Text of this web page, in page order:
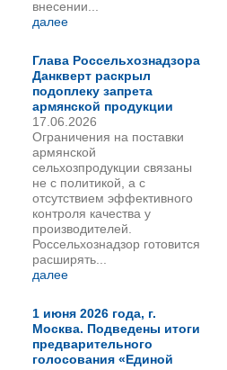
внесении...
далее
Глава Россельхознадзора
Данкверт раскрыл
подоплеку запрета
армянской продукции
17.06.2026
Ограничения на поставки
армянской
сельхозпродукции связаны
не с политикой, а с
отсутствием эффективного
контроля качества у
производителей.
Россельхознадзор готовится
расширять...
далее
1 июня 2026 года, г.
Москва. Подведены итоги
предварительного
голосования «Единой